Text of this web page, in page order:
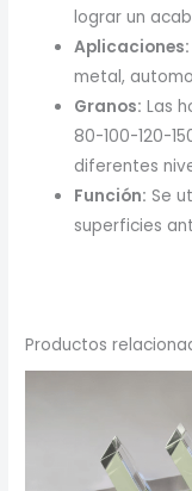
lograr un
Aplicaciones:
metal,
Granos: Las
80-100-120-
diferentes
Función: Se
superficies
Productos